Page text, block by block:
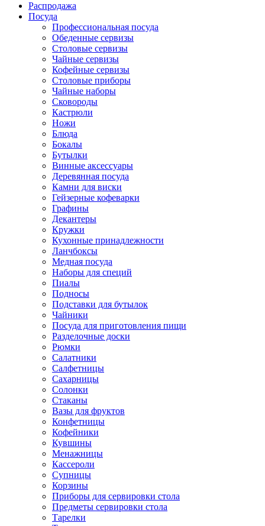
Распродажа
Посуда
Профессиональная посуда
Обеденные сервизы
Столовые сервизы
Чайные сервизы
Кофейные сервизы
Столовые приборы
Чайные наборы
Сковороды
Кастрюли
Ножи
Блюда
Бокалы
Бутылки
Винные аксессуары
Деревянная посуда
Камни для виски
Гейзерные кофеварки
Графины
Декантеры
Кружки
Кухонные принадлежности
Ланчбоксы
Медная посуда
Наборы для специй
Пиалы
Подносы
Подставки для бутылок
Чайники
Посуда для приготовления пищи
Разделочные доски
Рюмки
Салатники
Салфетницы
Сахарницы
Солонки
Стаканы
Вазы для фруктов
Конфетницы
Кофейники
Кувшины
Менажницы
Кассероли
Супницы
Корзины
Приборы для сервировки стола
Предметы сервировки стола
Тарелки